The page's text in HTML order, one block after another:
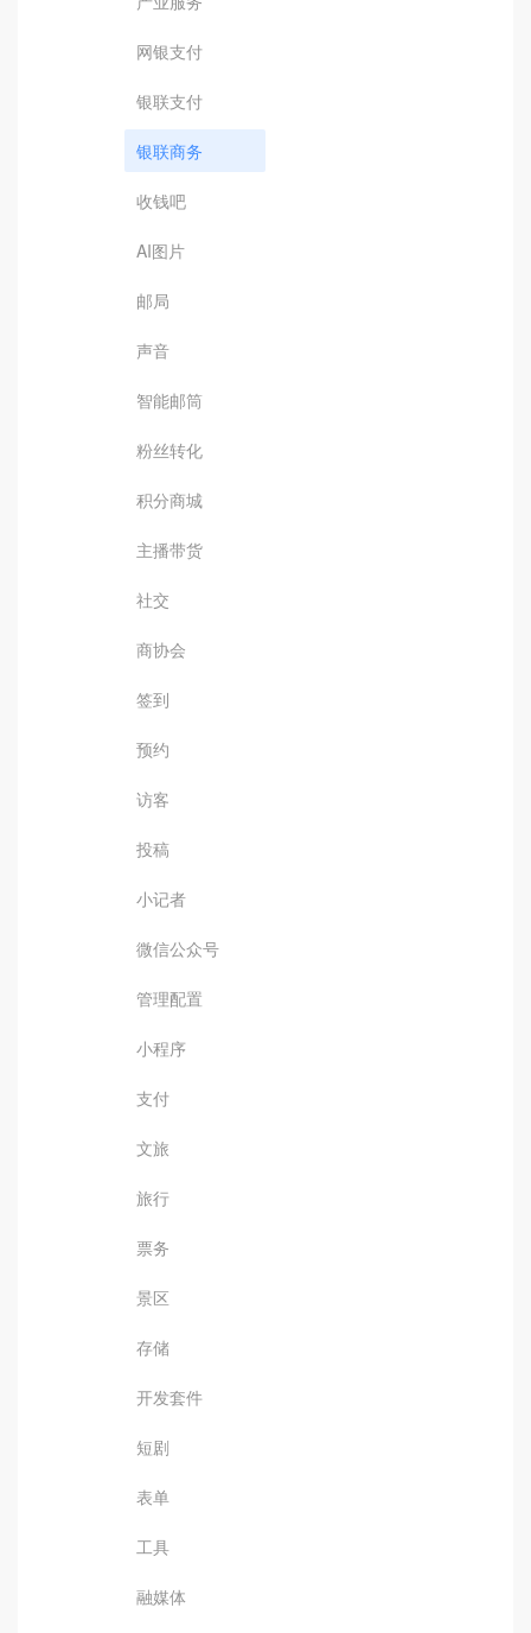
网银支付
银联支付
银联商务
收钱吧
AI图片
邮局
声音
智能邮筒
粉丝转化
积分商城
主播带货
社交
商协会
签到
预约
访客
投稿
小记者
微信公众号
管理配置
小程序
支付
文旅
旅行
票务
景区
存储
开发套件
短剧
表单
工具
融媒体